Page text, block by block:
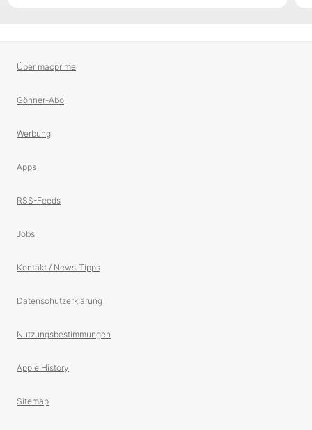
Über macprime
Gönner-Abo
Werbung
Apps
RSS-Feeds
Jobs
Kontakt / News-Tipps
Datenschutzerklärung
Nutzungsbestimmungen
Apple History
Sitemap